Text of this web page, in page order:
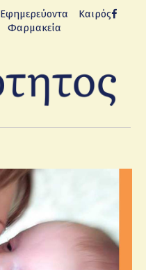
Εφημερεύοντα
Φαρμακεία
Καιρός